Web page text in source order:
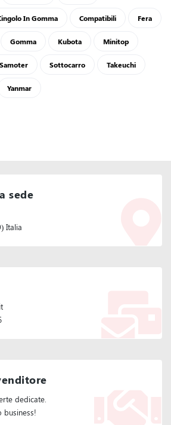
In Gomma Compatibili Fera
Gomma Kubota Minitop
Samoter Sottocarro Takeuchi
Yanmar
sede
Italia
dedicate.
business!